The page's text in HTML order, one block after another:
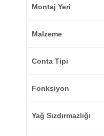
Montaj Yeri
Malzeme
Conta Tipi
Fonksiyon
Yağ Sızdırmazlığı